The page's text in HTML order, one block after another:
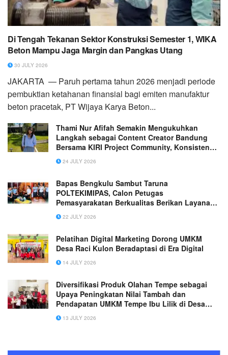
Di Tengah Tekanan Sektor Konstruksi Semester 1, WIKA
Beton Mampu Jaga Margin dan Pangkas Utang
30 JULY 2026
JAKARTA — Paruh pertama tahun 2026 menjadi periode
pembuktian ketahanan finansial bagi emiten manufaktur
beton pracetak, PT Wijaya Karya Beton...
Thami Nur Afifah Semakin Mengukuhkan
Langkah sebagai Content Creator Bandung
Bersama KIRI Project Community, Konsistensi
Berkarya Membuka Jalan Menuju Kepercayaan
Berbagai Brand Nasional
24 JULY 2026
Bapas Bengkulu Sambut Taruna
POLTEKIMIPAS, Calon Petugas
Pemasyarakatan Berkualitas Berikan Layanan
untuk Masyarakat Siap Semakin Profesional
22 JULY 2026
Pelatihan Digital Marketing Dorong UMKM
Desa Raci Kulon Beradaptasi di Era Digital
14 JULY 2026
Diversifikasi Produk Olahan Tempe sebagai
Upaya Peningkatan Nilai Tambah dan
Pendapatan UMKM Tempe Ibu Lilik di Desa
Bedanten Kecamatan Bungah Kabupaten
Gresik
13 JULY 2026